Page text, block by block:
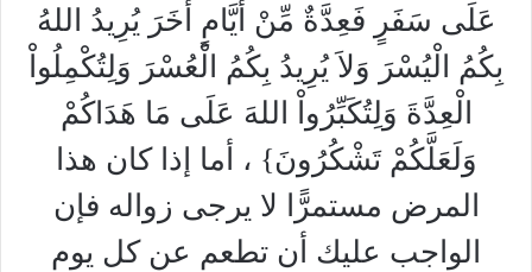
عَلَى سَفَرٍ فَعِدَّةٌ مِّنْ أَيَّامٍ أُخَرَ يُرِيدُ اللهُ
بِكُمُ الْيُسْرَ وَلاَ يُرِيدُ بِكُمُ الْعُسْرَ وَلِتُكْمِلُواْ
الْعِدَّةَ وَلِتُكَبِّرُواْ اللهَ عَلَى مَا هَدَاكُمْ
وَلَعَلَّكُمْ تَشْكُرُونَ} ، أما إذا كان هذا
المرض مستمرًّا لا يرجى زواله فإن
الواجب عليك أن تطعم عن كل يوم